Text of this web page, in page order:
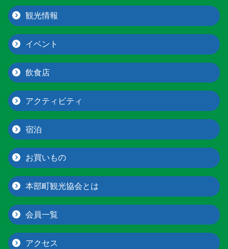
観光情報
イベント
飲食店
アクティビティ
宿泊
お買いもの
本部町観光協会とは
会員一覧
アクセス